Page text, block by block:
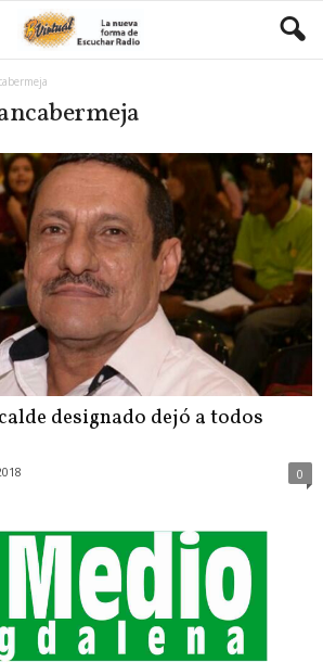
designado dejó a todos
0